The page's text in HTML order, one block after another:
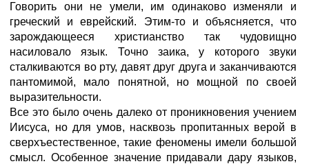
Говорить они не умели, им одинаково изменяли и
греческий и еврейский. Этим-то и объясняется, что
зарождающееся христианство так чудовищно
насиловало язык. Точно заика, у которого звуки
сталкиваются во рту, давят друг друга и заканчиваются
пантомимой, мало понятной, но мощной по своей
выразительности.
Все это было очень далеко от проникновения учением
Иисуса, но для умов, насквозь пропитанных верой в
сверхъестественное, такие феномены имели большой
смысл. Особенное значение придавали дару языков,